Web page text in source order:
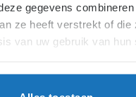
gegevens
ze heeft verstrekt of die
van uw gebruik van hun
is iemand ziek of
partijen als een